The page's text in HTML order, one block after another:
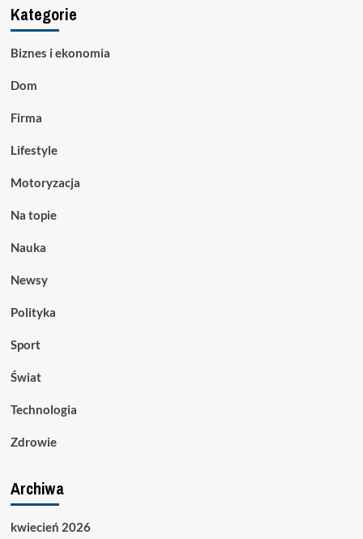
Kategorie
Biznes i ekonomia
Dom
Firma
Lifestyle
Motoryzacja
Na topie
Nauka
Newsy
Polityka
Sport
Świat
Technologia
Zdrowie
Archiwa
kwiecień 2026